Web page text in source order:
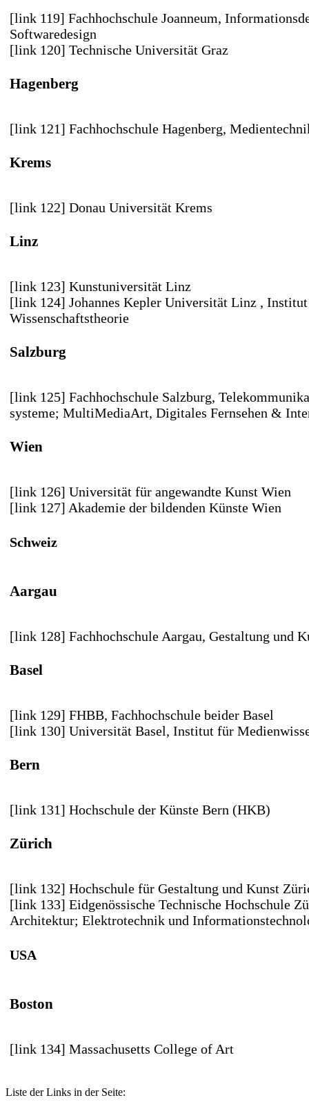
[link 119] Fachhochschule Joanneum,
Softwaredesign
[link 120] Technische Universität Graz
Hagenberg
[link 121] Fachhochschule Hagenberg,
Krems
[link 122] Donau Universität Krems
Linz
[link 123] Kunstuniversität Linz
[link 124] Johannes Kepler Universität Linz ,
Wissenschaftstheorie
Salzburg
[link 125] Fachhochschule Salzburg,
systeme; MultiMediaArt, Digitales Fernsehen &
Wien
[link 126] Universität für angewandte Kunst Wien
[link 127] Akademie der bildenden Künste Wien
Schweiz
Aargau
[link 128] Fachhochschule Aargau, Gestaltung und
Basel
[link 129] FHBB, Fachhochschule beider Basel
[link 130] Universität Basel, Institut für
Bern
[link 131] Hochschule der Künste Bern (HKB)
Zürich
[link 132] Hochschule für Gestaltung und Kunst
[link 133] Eidgenössische Technische Hochschule
Architektur; Elektrotechnik und
USA
Boston
[link 134] Massachusetts College of Art
Liste der Links in der Seite: